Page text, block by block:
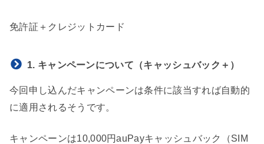
免許証＋クレジットカード
1. キャンペーンについて（キャッシュバック＋）
今回申し込んだキャンペーンは条件に該当すれば自動的
に適用されるそうです。
キャンペーンは10,000円auPayキャッシュバック（SIM